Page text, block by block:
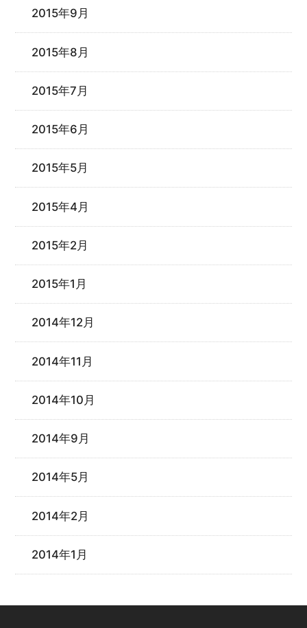
2015年9月
2015年8月
2015年7月
2015年6月
2015年5月
2015年4月
2015年2月
2015年1月
2014年12月
2014年11月
2014年10月
2014年9月
2014年5月
2014年2月
2014年1月